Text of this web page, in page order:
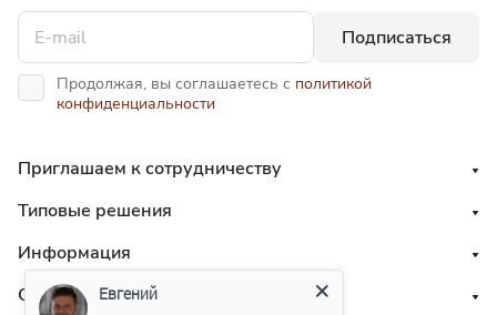
Подписаться
Продолжая, вы соглашаетесь с политикой
конфиденциальности
Приглашаем к сотрудничеству
Типовые решения
Информация
О нас
Евгений